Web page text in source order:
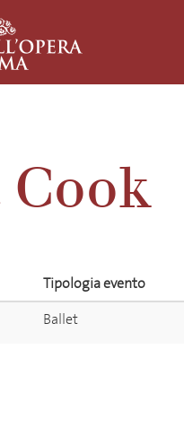
Tipologia evento
Ballet